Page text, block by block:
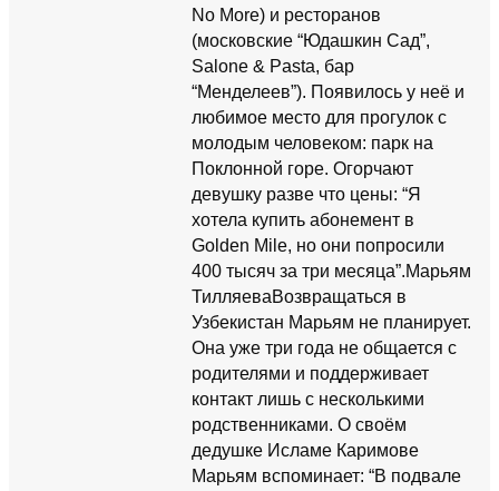
No More) и ресторанов
(московские “Юдашкин Сад”,
Salone & Pasta, бар
“Менделеев”). Появилось у неё и
любимое место для прогулок с
молодым человеком: парк на
Поклонной горе. Огорчают
девушку разве что цены: “Я
хотела купить абонемент в
Golden Mile, но они попросили
400 тысяч за три месяца”.Марьям
ТилляеваВозвращаться в
Узбекистан Марьям не планирует.
Она уже три года не общается с
родителями и поддерживает
контакт лишь с несколькими
родственниками. О своём
дедушке Исламе Каримове
Марьям вспоминает: “В подвале